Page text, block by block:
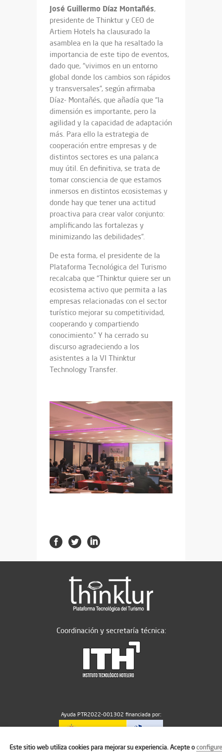
José Guillermo Díaz Montañés,
presidente de Thinktur y CEO de
Artiem Hotels ha clausurado la
asamblea en la que ha resaltado la
importancia de este tipo de eventos,
dado que, “vivimos en un entorno
global donde los cambios son rápidos
y transversales”, según afirmaba
Díaz- Montañés, que añadía que “la
dimensión es importante, pero la
agilidad y la capacidad de adaptación
más. Para ello la estrategia de
cooperación entre empresas y de
distintos sectores es una palanca
muy útil. En definitiva, se trata de
tomar consciencia de que estamos
inmersos en distintos ecosistemas y
donde hay que tener una actitud
proactiva para crear valor conjunto:
amplificando las fortalezas y
minimizando las debilidades”.
De esta forma, el presidente de la
Plataforma Tecnológica del Turismo
recalcaba que “Thinktur quiere ser un
ecosistema activo que permita a las
empresas relacionadas con el sector
turístico mejorar su competitividad,
cooperando y compartiendo
conocimiento.” Y ha cerrado su
discurso agradeciendo a los
asistentes a la VI Thinktur
Technology Transfer.
Coordinación y secretaría técnica:
Ayuda PTR2022-001302 financiada por:
Este sitio web utiliza cookies para mejorar su experiencia. Acepte oconfigure